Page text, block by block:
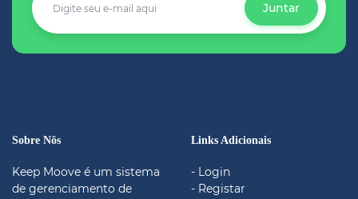
Juntar
Sobre Nôs
Keep Moove é um sistema
de gerenciamento de
Links Adicionais
- Login
- Registar